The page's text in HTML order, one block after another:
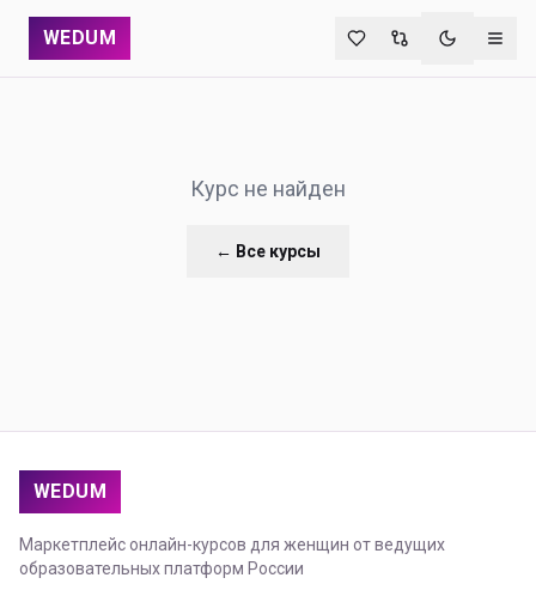
WEDUM
Курс не найден
← Все курсы
WEDUM
Маркетплейс онлайн-курсов для женщин от ведущих
образовательных платформ России